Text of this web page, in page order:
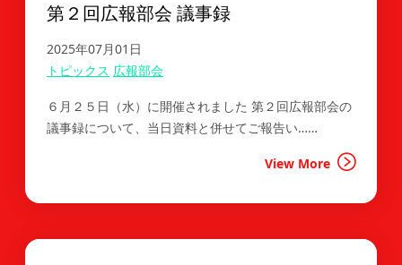
第２回広報部会 議事録
2025年07月01日
トピックス 広報部会
６月２５日（水）に開催されました 第２回広報部会の
議事録について、当日資料と併せてご報告い……
View More